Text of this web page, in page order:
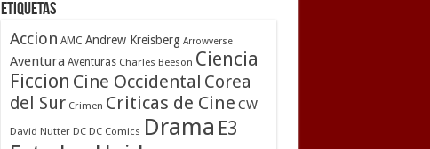
Etiquetas
Accion AMC Andrew Kreisberg Arrowverse
Aventura Aventuras Charles Beeson Ciencia
Ficcion Cine Occidental Corea
del Sur Crimen Criticas de Cine CW
David Nutter DC DC Comics Drama E3